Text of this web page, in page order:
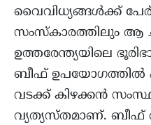
വൈവിധ്യങ്ങൾക്ക് പേര്
സംസ്കാരത്തിലും ആ
ഉത്തരേന്ത്യയിലെ
ബീഫ് ഉപയോഗത്തിൽ
വടക്ക് കിഴക്കൻ
വ്യത്യസ്തമാണ്. ബീഫ്